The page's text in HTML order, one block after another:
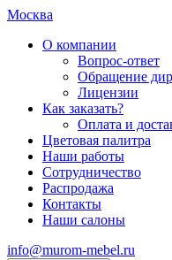
Москва
О компании
Вопрос-ответ
Обращение
Лицензии
Как заказать?
Оплата и
Цветовая палитра
Наши работы
Сотрудничество
Распродажа
Контакты
Наши салоны
info@murom-mebel.ru